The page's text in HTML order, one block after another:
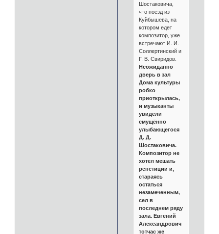
Шостаковича,
что поезд из
Куйбышева, на
котором едет
композитор, уже
встречают И. И.
Соллертинский и
Г. В. Свиридов.
Неожиданно
дверь в зал
Дома культуры
робко
приоткрылась,
и музыканты
увидели
смущённо
улыбающегося
Д. Д.
Шостаковича.
Композитор не
хотел мешать
репетиции и,
стараясь
остаться
незамеченным,
сел в
последнем ряду
зала. Евгений
Александрович
тотчас же